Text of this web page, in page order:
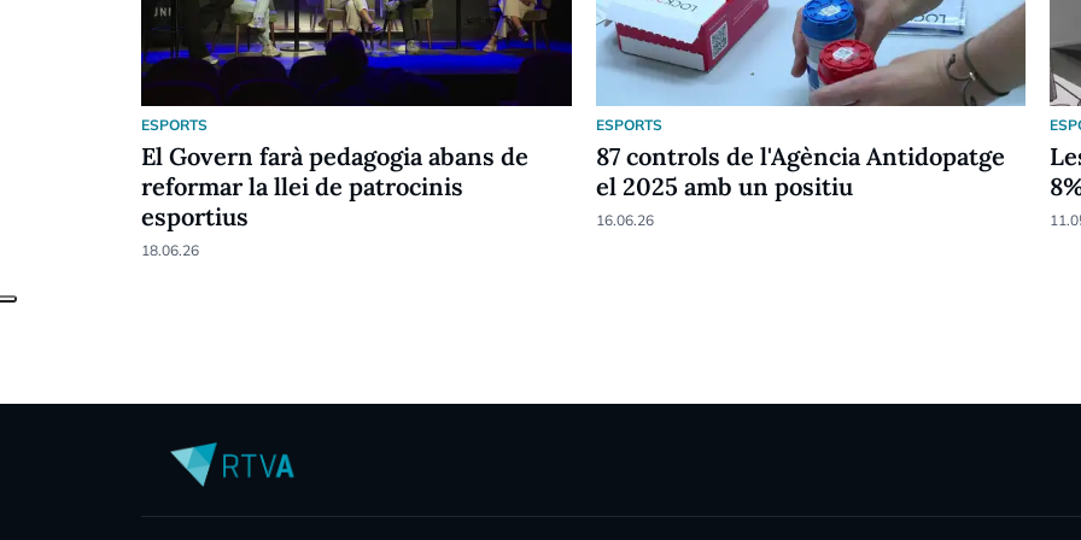
ESPORTS
El Govern farà pedagogia abans de
reformar la llei de patrocinis
esportius
18.06.26
ESPORTS
87 controls de l'Agència Antidopatge
el 2025 amb un positiu
16.06.26